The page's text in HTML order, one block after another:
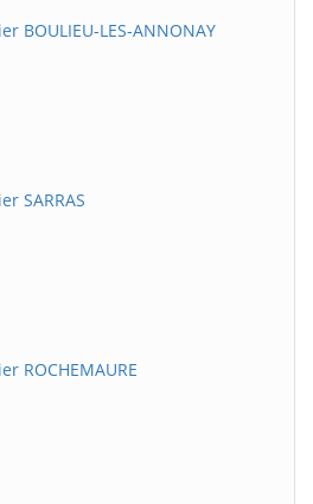
BOULIEU-LES-ANNONAY
SARRAS
ROCHEMAURE